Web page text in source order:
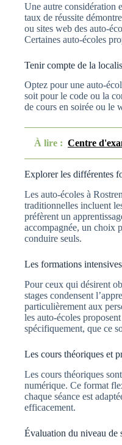
Une autre considération
taux de réussite
ou sites web des auto-
Certaines auto-écoles
Tenir compte de la
Optez pour une auto-
soit pour le code ou la
de cours en soirée ou le
À lire : Centre
Explorer les différentes
Les auto-écoles à
traditionnelles incluent
préfèrent un
accompagnée, un choix
conduire seuls.
Les formations
Pour ceux qui désirent
stages condensent
particulièrement aux
les auto-écoles
spécifiquement, que ce
Les cours théoriques et
Les cours théoriques
numérique. Ce format
chaque séance est
efficacement.
Évaluation du niveau de